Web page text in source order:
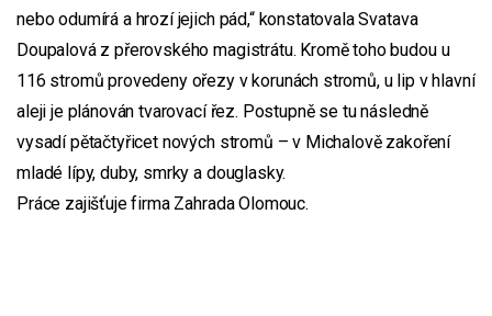
nebo odumírá a hrozí jejich pád,“ konstatovala Svatava
Doupalová z přerovského magistrátu. Kromě toho budou u
116 stromů provedeny ořezy v korunách stromů, u lip v hlavní
aleji je plánován tvarovací řez. Postupně se tu následně
vysadí pětačtyřicet nových stromů – v Michalově zakoření
mladé lípy, duby, smrky a douglasky.
Práce zajišťuje firma Zahrada Olomouc.